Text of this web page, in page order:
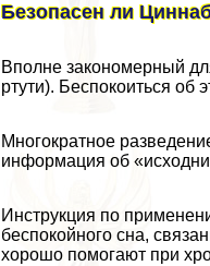
Безопасен ли
Вполне закономерный
ртути). Беспокоиться об
Многократное
информация об
Инструкция по
беспокойного сна,
хорошо помогают при